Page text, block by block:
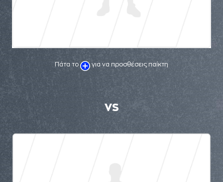
Πάτα το για να προσθέσεις παίκτη
VS